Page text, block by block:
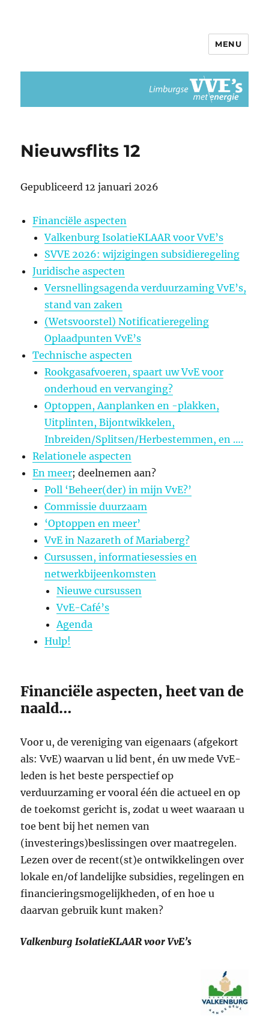
Limburgse VvEs met Energie
MENU
Nieuwsflits 12
Gepubliceerd 12 januari 2026
Financiële aspecten
Valkenburg IsolatieKLAAR voor VvE’s
SVVE 2026: wijzigingen subsidieregeling
Juridische aspecten
Versnellingsagenda verduurzaming VvE’s,
stand van zaken
(Wetsvoorstel) Notificatieregeling
Oplaadpunten VvE’s
Technische aspecten
Rookgasafvoeren, spaart uw VvE voor
onderhoud en vervanging?
Optoppen, Aanplanken en -plakken,
Uitplinten, Bijontwikkelen,
Inbreiden/Splitsen/Herbestemmen, en ….
Relationele aspecten
En meer; deelnemen aan?
Poll ‘Beheer(der) in mijn VvE?’
Commissie duurzaam
‘Optoppen en meer’
VvE in Nazareth of Mariaberg?
Cursussen, informatiesessies en
netwerkbijeenkomsten
Nieuwe cursussen
VvE-Café’s
Agenda
Hulp!
Financiële aspecten, heet van de
naald…
Voor u, de vereniging van eigenaars (afgekort
als: VvE) waarvan u lid bent, én uw mede VvE-
leden is het beste perspectief op
verduurzaming er vooral één die actueel en op
de toekomst gericht is, zodat u weet waaraan u
toe bent bij het nemen van
(investerings)beslissingen over maatregelen.
Lezen over de recent(st)e ontwikkelingen over
lokale en/of landelijke subsidies, regelingen en
financieringsmogelijkheden, of en hoe u
daarvan gebruik kunt maken?
Valkenburg IsolatieKLAAR voor VvE’s